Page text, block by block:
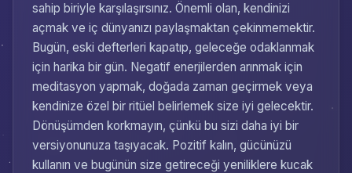
sahip biriyle karşılaşırsınız. Önemli olan, kendinizi
açmak ve iç dünyanızı paylaşmaktan çekinmemektir.
Bugün, eski defterleri kapatıp, geleceğe odaklanmak
için harika bir gün. Negatif enerjilerden arınmak için
meditasyon yapmak, doğada zaman geçirmek veya
kendinize özel bir ritüel belirlemek size iyi gelecektir.
Dönüşümden korkmayın, çünkü bu sizi daha iyi bir
versiyonunuza taşıyacak. Pozitif kalın, gücünüzü
kullanın ve bugünün size getireceği yeniliklere kucak